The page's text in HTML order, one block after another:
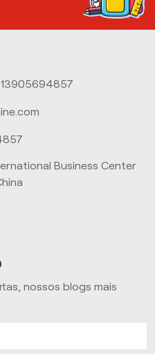
Business Center
nossos blogs mais